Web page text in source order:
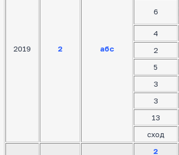
2019 2 абс
6
4
2
5
3
3
13
сход
2